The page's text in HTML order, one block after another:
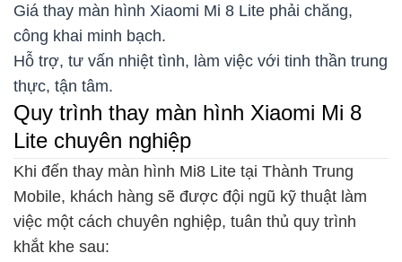
Giá thay màn hình Xiaomi Mi 8 Lite phải chăng,
công khai minh bạch.
Hỗ trợ, tư vấn nhiệt tình, làm việc với tinh thần trung
thực, tận tâm.
Quy trình thay màn hình Xiaomi Mi 8
Lite chuyên nghiệp
Khi đến thay màn hình Mi8 Lite tại Thành Trung
Mobile, khách hàng sẽ được đội ngũ kỹ thuật làm
việc một cách chuyên nghiệp, tuân thủ quy trình
khắt khe sau: